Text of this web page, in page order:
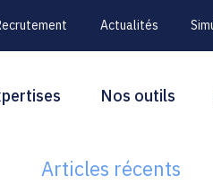
Actualités
Nos outils
Blog
Rechercher
Articles récents